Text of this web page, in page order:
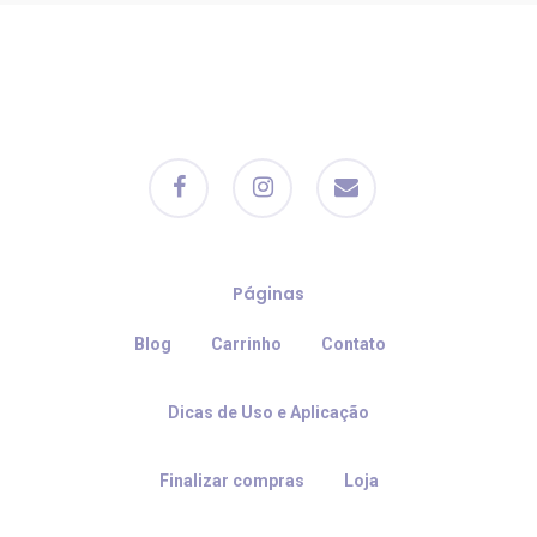
facebook instagram
Páginas
Blog Carrinho Contato
Dicas de Uso e Aplicação
Finalizar compras Loja